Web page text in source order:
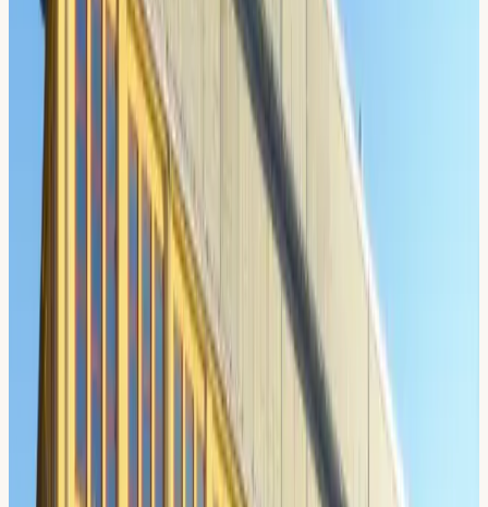
Att köra i Sickla
Sickla är vår hemmabas i Nacka. Lokalen ligger i Sickla
industriområde, på gångavstånd från Sickla station där
både tvärbanan och Saltsjöbanan stannar. Härifrån rullar
varje lektion ut direkt i en av östra Stockholms mest
kompletta övningsmiljöer.
Sickla köpkvarter skapar en trafikbild du behöver behärska
som färdig förare: parkeringshusens ramper, lastzoner,
shoppare som korsar gatan var som helst och bilar som
letar plats. Det tränar krypkörning, tålamod och 360-
gradersblick. Planiavägen och Värmdövägen ger klassisk
tätortsmiljö med signalkorsningar, bussar och
spårvägspassager. Att korsa tvärbanans och
Saltsjöbanans spår på rätt sätt är ett lokalt moment vi alltid
går igenom noggrant.